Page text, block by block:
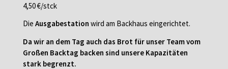
4,50 €/stck
Die Ausgabestation wird am Backhaus eingerichtet.
Da wir an dem Tag auch das Brot für unser Team vom
Großen Backtag backen sind unsere Kapazitäten
stark begrenzt.